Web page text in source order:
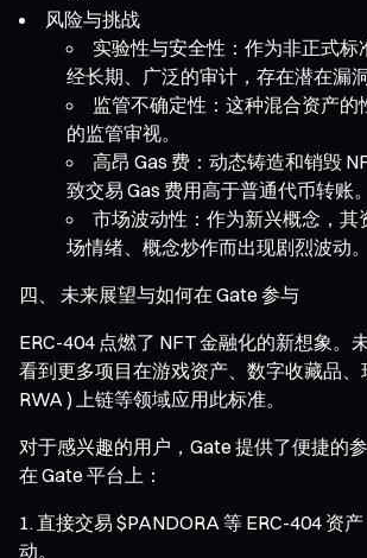
风险与挑战
实验性与安全性：作为非正式标
经长期、广泛的审计，存在潜在漏洞
监管不确定性：这种混合资产的
的监管审视。
高昂 Gas 费：动态铸造和销毁
致交易 Gas 费用高于普通代币转账。
市场波动性：作为新兴概念，其
场情绪、概念炒作而出现剧烈波动。
四、 未来展望与如何在 Gate 参与
ERC-404 点燃了 NFT 金融化的新想象。
看到更多项目在游戏资产、数字收藏品、
RWA ) 上链等领域应用此标准。
对于感兴趣的用户，Gate 提供了便捷的
在 Gate 平台上：
直接交易 $PANDORA 等 ERC-404 资
动。